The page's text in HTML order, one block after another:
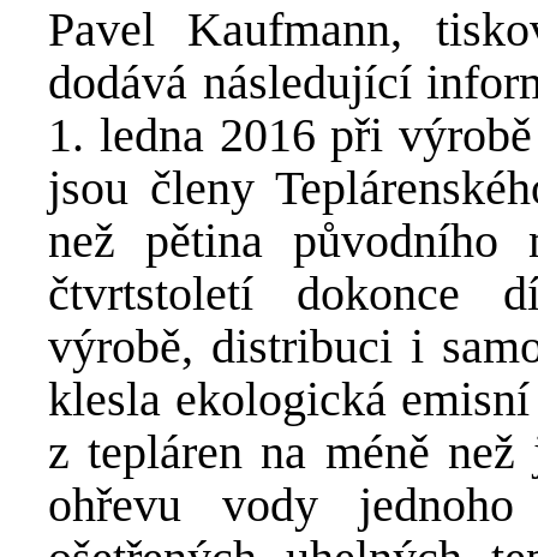
Pavel Kaufmann,
dodává následující
1. ledna 2016 při
jsou členy
než pětina původního
čtvrtstoletí dokonce
výrobě, distribuci i
klesla ekologická
z tepláren na méně
ohřevu vody